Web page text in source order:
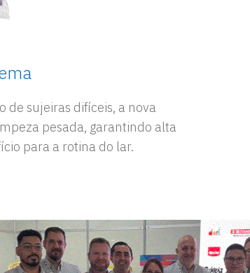
sujeiras difíceis, a nova
pesada, garantindo alta
para a rotina do lar.
inconfundível que todo
catálogo como a opção
de guloseimas.